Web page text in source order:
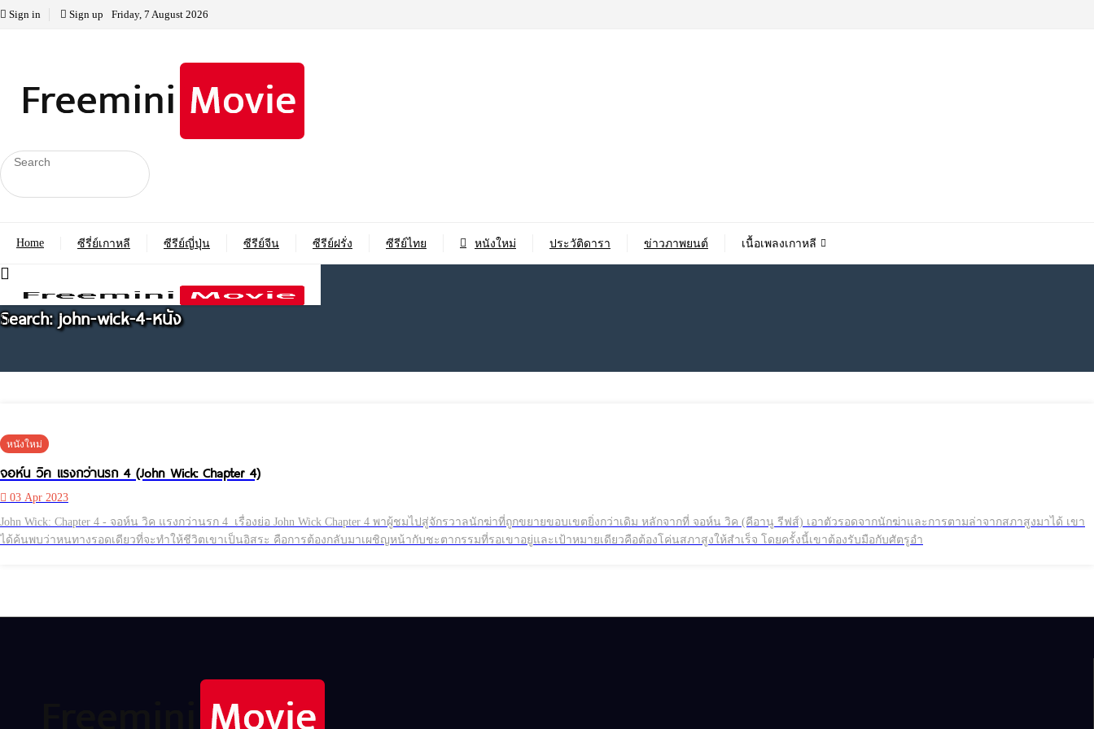
Sign in Sign up Friday, 7 August 2026
Home ซีรี่ย์เกาหลี ซีรีย์ญี่ปุ่น ซีรีย์จีน ซีรีย์ฝรั่ง ซีรีย์ไทย หนังใหม่ ประวัติดารา ข่าวภาพยนต์ เนื้อเพลงเกาหลี
Search: john-wick-4-หนัง
หนังใหม่
จอห์น วิค แรงกว่านรก 4 (John Wick: Chapter 4)
03 Apr 2023
John Wick: Chapter 4 - จอห์น วิค แรงกว่านรก 4 เรื่องย่อ John Wick Chapter 4 พาผู้ชมไปสู่จักรวาลนักฆ่าที่ถูกขยายขอบเขตยิ่งกว่าเดิม หลักจากที่ จอห์น วิค (คีอานู รีฟส์) เอาตัวรอดจากนักฆ่าและการตามล่าจากสภาสูงมาได้ เขา
ได้ค้นพบว่าหนทางรอดเดียวที่จะทำให้ชีวิตเขาเป็นอิสระ คือการต้องกลับมาเผชิญหน้ากับชะตากรรมที่รอเขาอยู่และเป้าหมายเดียวคือต้องโค่นสภาสูงให้สำเร็จ โดยครั้งนี้เขาต้องรับมือกับศัตรูอำ